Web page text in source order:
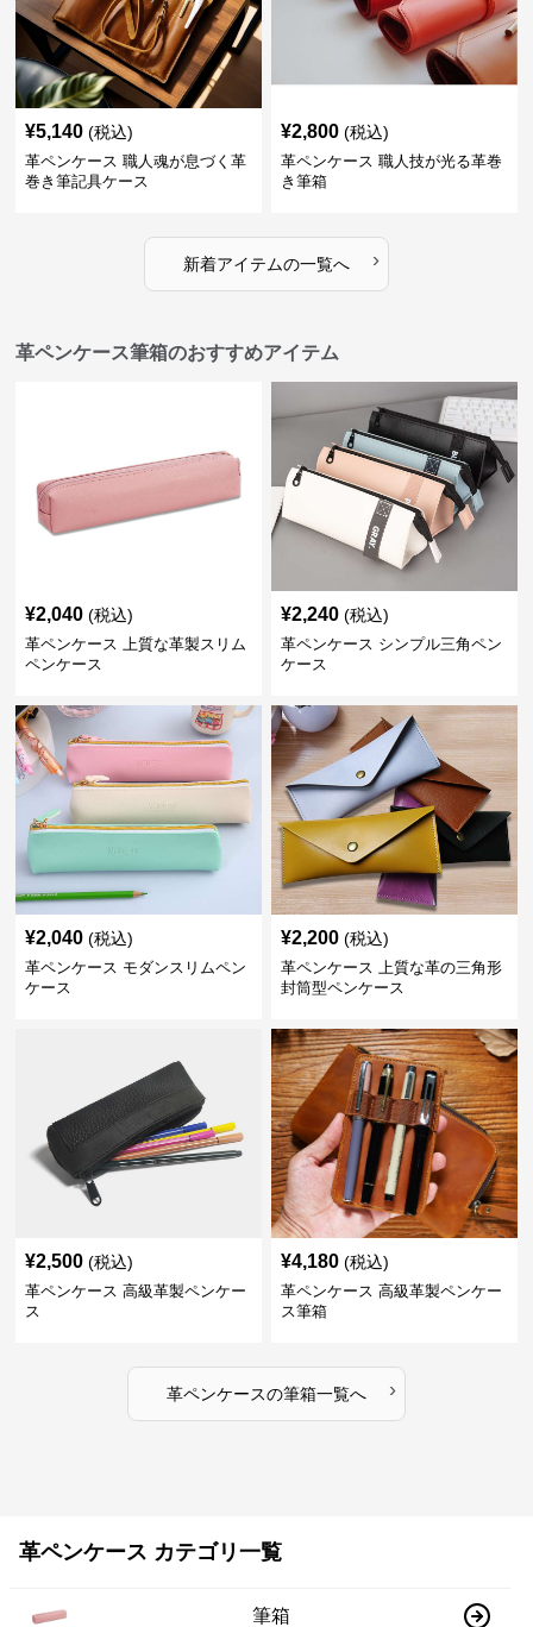
¥5,140 (税込)
革ペンケース 職人魂が息づく革
巻き筆記具ケース
¥2,800 (税込)
革ペンケース 職人技が光る革巻
き筆箱
新着アイテムの一覧へ ›
革ペンケース筆箱のおすすめアイテム
¥2,040 (税込)
革ペンケース 上質な革製スリム
ペンケース
¥2,240 (税込)
革ペンケース シンプル三角ペン
ケース
¥2,040 (税込)
革ペンケース モダンスリムペン
ケース
¥2,200 (税込)
革ペンケース 上質な革の三角形
封筒型ペンケース
¥2,500 (税込)
革ペンケース 高級革製ペンケー
ス
¥4,180 (税込)
革ペンケース 高級革製ペンケー
ス筆箱
革ペンケースの筆箱一覧へ ›
革ペンケース カテゴリ一覧
筆箱